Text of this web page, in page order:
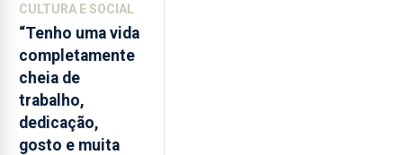
CULTURA E SOCIAL
“Tenho uma vida
completamente
cheia de
trabalho,
dedicação,
gosto e muita